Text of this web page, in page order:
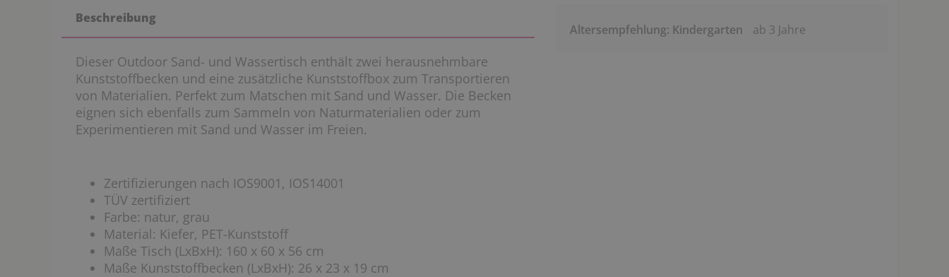
Beschreibung
Dieser Outdoor Sand- und Wassertisch enthält zwei herausnehmbare
Kunststoffbecken und eine zusätzliche Kunststoffbox zum Transportieren
von Materialien. Perfekt zum Matschen mit Sand und Wasser. Die Becken
eignen sich ebenfalls zum Sammeln von Naturmaterialien oder zum
Experimentieren mit Sand und Wasser im Freien.
Zertifizierungen nach IOS9001, IOS14001
TÜV zertifiziert
Farbe: natur, grau
Material: Kiefer, PET-Kunststoff
Maße Tisch (LxBxH): 160 x 60 x 56 cm
Maße Kunststoffbecken (LxBxH): 26 x 23 x 19 cm
Altersempfehlung: Kindergarten ab 3 Jahre